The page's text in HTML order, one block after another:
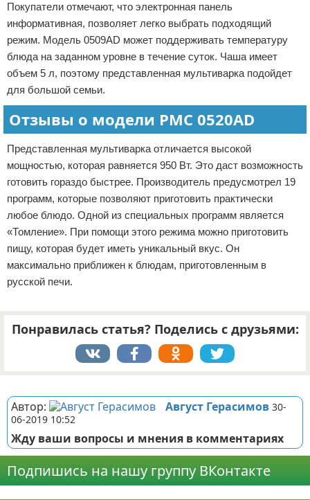
Покупатели отмечают, что электронная панель
информативная, позволяет легко выбрать подходящий
режим. Модель 0509AD может поддерживать температуру
блюда на заданном уровне в течение суток. Чаша имеет
объем 5 л, поэтому представленная мультиварка подойдет
для большой семьи.
Отзывы о модели РМС 0520AD
Представленная мультиварка отличается высокой
мощностью, которая равняется 950 Вт. Это даст возможность
готовить гораздо быстрее. Производитель предусмотрел 19
программ, которые позволяют приготовить практически
любое блюдо. Одной из специальных программ является
«Томление». При помощи этого режима можно приготовить
пищу, которая будет иметь уникальный вкус. Он
максимально приближен к блюдам, приготовленным в
русской печи.
Понравилась статья? Поделись с друзьями:
Автор: Август Герасимов 30-
06-2019 10:52
Жду ваши вопросы и мнения в комментариях
Подпишись на нашу группу ВКонтакте